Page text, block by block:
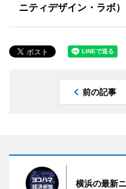
ニティデザイン・ラボ）
前の記事
横浜の最新